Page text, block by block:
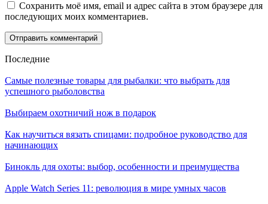
Сохранить моё имя, email и адрес сайта в этом браузере для
последующих моих комментариев.
Последние
Самые полезные товары для рыбалки: что выбрать для
успешного рыболовства
Выбираем охотничий нож в подарок
Как научиться вязать спицами: подробное руководство для
начинающих
Бинокль для охоты: выбор, особенности и преимущества
Apple Watch Series 11: революция в мире умных часов